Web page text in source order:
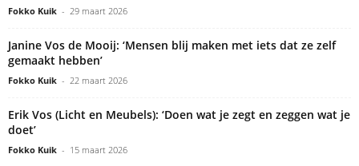
Fokko Kuik - 29 maart 2026
Janine Vos de Mooij: ‘Mensen blij maken met iets dat ze zelf
gemaakt hebben’
Fokko Kuik - 22 maart 2026
Erik Vos (Licht en Meubels): ‘Doen wat je zegt en zeggen wat je
doet’
Fokko Kuik - 15 maart 2026